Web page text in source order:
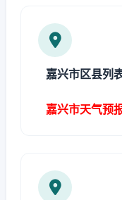
嘉兴市区县列
嘉兴市天气预